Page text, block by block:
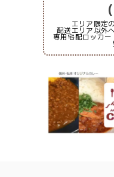
エリア限定
配送エリア以外
専用宅配ロッカ